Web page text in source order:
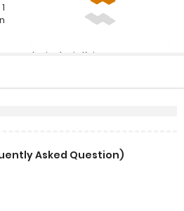
Jenis-Jenis Kejuaraan
Asked Question)